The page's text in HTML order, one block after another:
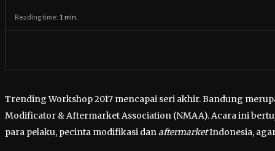
Reading time: 1 min.
Trending Workshop 2017 mencapai seri akhir. Bandung
Modificator & Aftermarket Association (NMAA). Acara ini
para pelaku, pecinta modifikasi danaftermarketIndonesia,